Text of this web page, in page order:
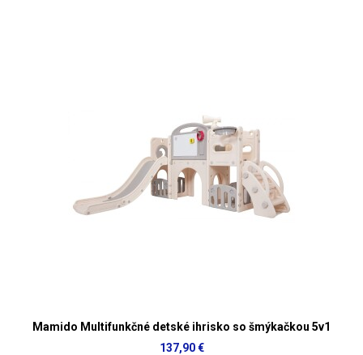
Mamido Multifunkčné detské ihrisko so šmýkačkou 5v1
137,90 €